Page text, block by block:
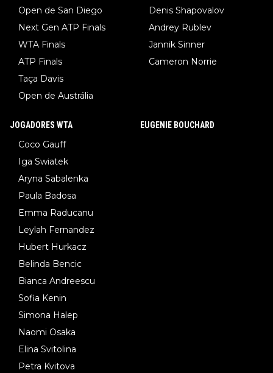
Open de San Diego
Next Gen ATP Finals
WTA Finals
ATP Finals
Taça Davis
Open de Austrália
Denis Shapovalov
Andrey Rublev
Jannik Sinner
Cameron Norrie
JOGADORES WTA
Coco Gauff
Iga Swiatek
Aryna Sabalenka
Paula Badosa
Emma Raducanu
Leylah Fernandez
Hubert Hurkacz
Belinda Bencic
Bianca Andreescu
Sofia Kenin
Simona Halep
Naomi Osaka
Elina Svitolina
Petra Kvitova
EUGENIE BOUCHARD